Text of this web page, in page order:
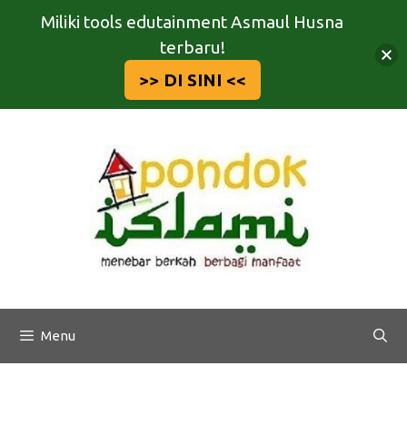
Menu
Miliki tools edutainment Asmaul Husna
terbaru!
>> DI SINI <<